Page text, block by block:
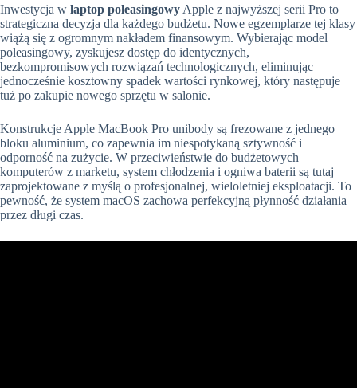
Inwestycja w laptop poleasingowy Apple z najwyższej serii Pro to
strategiczna decyzja dla każdego budżetu. Nowe egzemplarze tej klasy
wiążą się z ogromnym nakładem finansowym. Wybierając model
poleasingowy, zyskujesz dostęp do identycznych,
bezkompromisowych rozwiązań technologicznych, eliminując
jednocześnie kosztowny spadek wartości rynkowej, który następuje
tuż po zakupie nowego sprzętu w salonie.
Konstrukcje Apple MacBook Pro unibody są frezowane z jednego
bloku aluminium, co zapewnia im niespotykaną sztywność i
odporność na zużycie. W przeciwieństwie do budżetowych
komputerów z marketu, system chłodzenia i ogniwa baterii są tutaj
zaprojektowane z myślą o profesjonalnej, wieloletniej eksploatacji. To
pewność, że system macOS zachowa perfekcyjną płynność działania
przez długi czas.